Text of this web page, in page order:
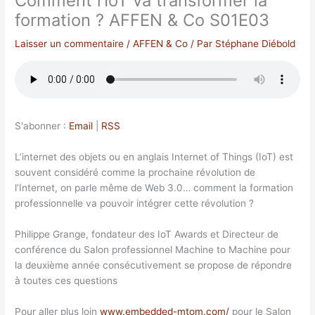
formation ? AFFEN & Co S01E03
Laisser un commentaire /AFFEN & Co / Par Stéphane Diébold
S'abonner : Email RSS
L’internet des objets ou en anglais Internet of Things (IoT) est
souvent considéré comme la prochaine révolution de
l’Internet, on parle même de Web 3.0… comment la formation
professionnelle va pouvoir intégrer cette révolution ?
Philippe Grange, fondateur des IoT Awards et Directeur de
conférence du Salon professionnel Machine to Machine pour
la deuxième année consécutivement se propose de répondre
à toutes ces questions
Pour aller plus loinwww.embedded-mtom.com/ pour le Salon